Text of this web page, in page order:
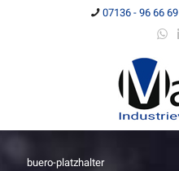
07136 - 96 66 69
buero-platzhalter